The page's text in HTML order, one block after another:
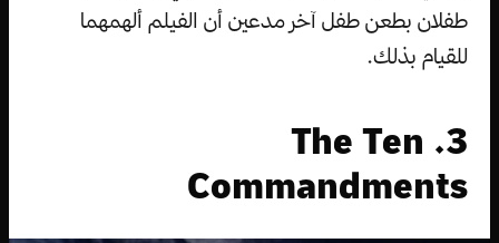
طفلان بطعن طفل آخر مدعين أن الفيلم ألهمهما
للقيام بذلك.
3. The Ten
Commandments